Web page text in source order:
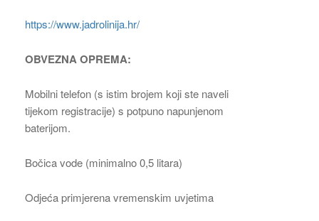
https://www.jadrolinija.hr/
OBVEZNA OPREMA:
Mobilni telefon (s istim brojem koji ste naveli
tijekom registracije) s potpuno napunjenom
baterijom.
Bočica vode (minimalno 0,5 litara)
Odjeća primjerena vremenskim uvjetima